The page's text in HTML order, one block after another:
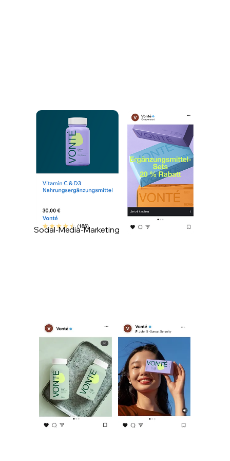
Social-Media-Marketing